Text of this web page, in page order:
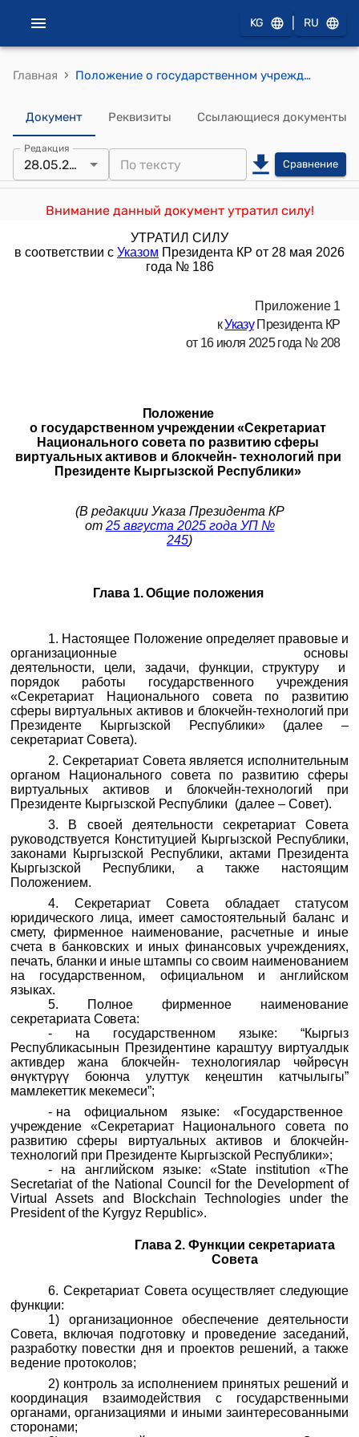
KG RU
Главная › Положение о государственном учреждении «Секретариат Национального совета по развитию сферы виртуальных активов и блокчейн- технологий при Президенте Кыргызской Республики» (Приложение 1 к Указу Президента КР от 16 июля 2025 года № 208)
Документ Реквизиты Ссылающиеся документы
Редакция
28.05.2026 Сравнение
Внимание данный документ утратил силу!